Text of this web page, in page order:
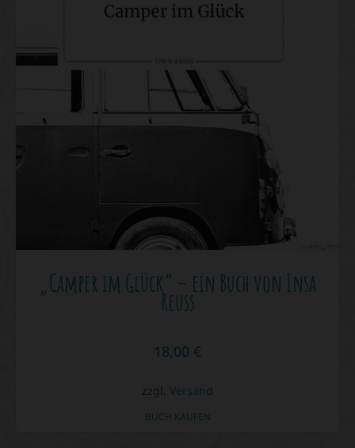
„Camper im Glück“ – ein Buch von Insa
Reuss
18,00 €
zzgl. Versand
BUCH KAUFEN